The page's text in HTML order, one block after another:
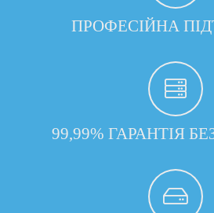
ПРОФЕСІЙНА
99,99% ГАРАНТІЯ